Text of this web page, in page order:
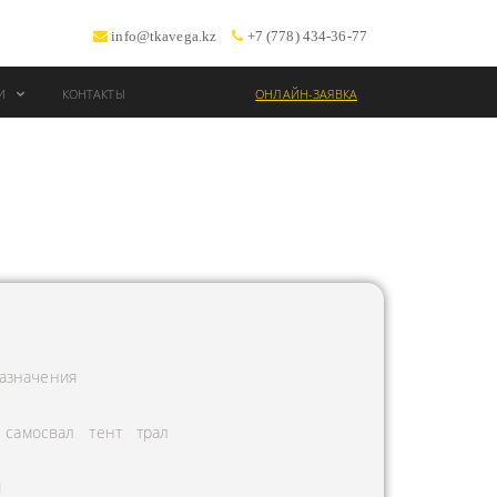
info@tkavega.kz +7 (778) 434-36-77
КОНТАКТЫ ОНЛАЙН-ЗАЯВКА
самосвал тент трал